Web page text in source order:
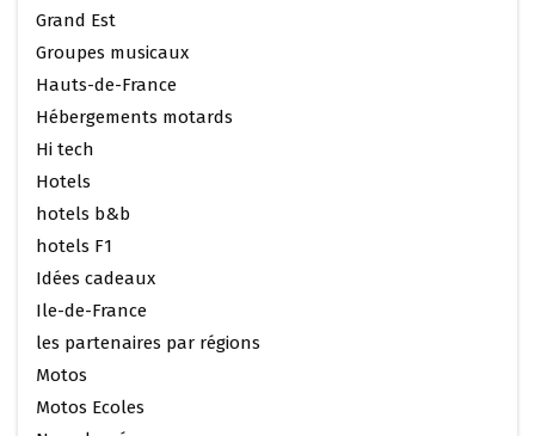
Grand Est
Groupes musicaux
Hauts-de-France
Hébergements motards
Hi tech
Hotels
hotels b&b
hotels F1
Idées cadeaux
Ile-de-France
les partenaires par régions
Motos
Motos Ecoles